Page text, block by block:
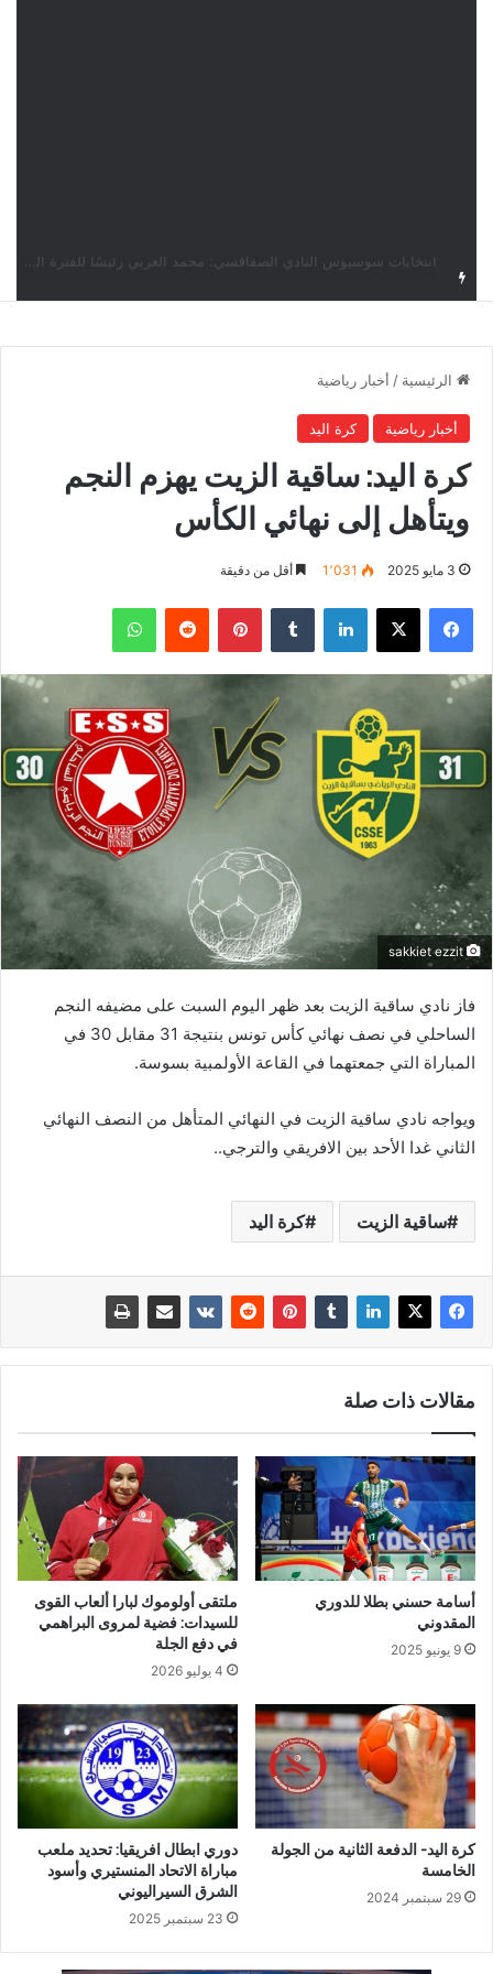
الرئيسية / أخبار رياضية
أخبار رياضية كرة اليد
كرة اليد: ساقية الزيت يهزم النجم
ويتأهل إلى نهائي الكأس
3 مايو 2025 1٬031 أقل من دقيقة
فيسبوك ‫X لينكدإن بينتيريست واتساب
فاز نادي ساقية الزيت بعد ظهر اليوم السبت على مضيفه النجم
الساحلي في نصف نهائي كأس تونس بنتيجة 31 مقابل 30 في
المباراة التي جمعتهما في القاعة الأولمبية بسوسة.
ويواجه نادي ساقية الزيت في النهائي المتأهل من النصف النهائي
الثاني غدا الأحد بين الافريقي والترجي..
ساقية الزيت كرة اليد
مقالات ذات صلة
أسامة حسني بطلا للدوري
المقدوني
9 يونيو 2025
ملتقى أولوموك لبارا ألعاب القوى
للسيدات: فضية لمروى البراهمي
في دفع الجلة
4 يوليو 2026
كرة اليد- الدفعة الثانية من الجولة
الخامسة
29 سبتمبر 2024
دوري ابطال افريقيا: تحديد ملعب
مباراة الاتحاد المنستيري وأسود
الشرق السيراليوني
23 سبتمبر 2025